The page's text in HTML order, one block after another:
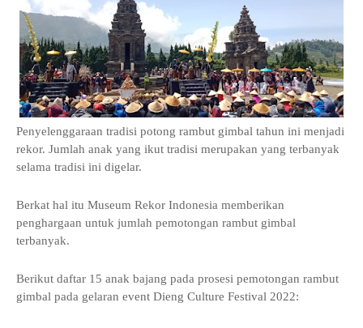
Penyelenggaraan tradisi potong rambut gimbal tahun ini menjadi
rekor. Jumlah anak yang ikut tradisi merupakan yang terbanyak
selama tradisi ini digelar.
Berkat hal itu Museum Rekor Indonesia memberikan
penghargaan untuk jumlah pemotongan rambut gimbal
terbanyak.
Berikut daftar 15 anak bajang pada prosesi pemotongan rambut
gimbal pada gelaran event Dieng Culture Festival 2022: